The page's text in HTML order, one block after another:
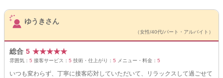
サロンPick Up
ゆうきさん
（女性/40代/パート・アルバイト）
総合 5 ★★★★★
雰囲気： 5 接客サービス： 5 技術・仕上がり： 5 メニュー・料金： 5
いつも変わらず、丁寧に接客応対していただいて、リラックスして過ごせて